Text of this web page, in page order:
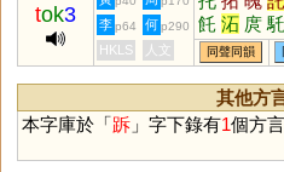
tok3
飥 沰 庹 馲
李 p64 何 p290
HKLS 人文 同聲同韻
其他方
本字庫於「 跅」字下錄有1個方